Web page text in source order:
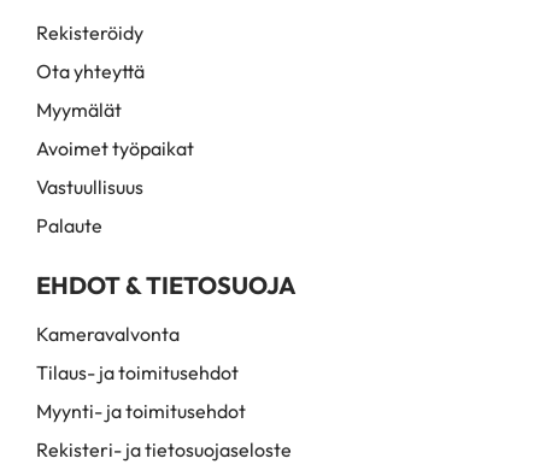
Rekisteröidy
Ota yhteyttä
Myymälät
Avoimet työpaikat
Vastuullisuus
Palaute
EHDOT & TIETOSUOJA
Kameravalvonta
Tilaus- ja toimitusehdot
Myynti- ja toimitusehdot
Rekisteri- ja tietosuojaseloste